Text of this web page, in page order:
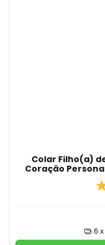
Colar Filho(a)
Coração
6